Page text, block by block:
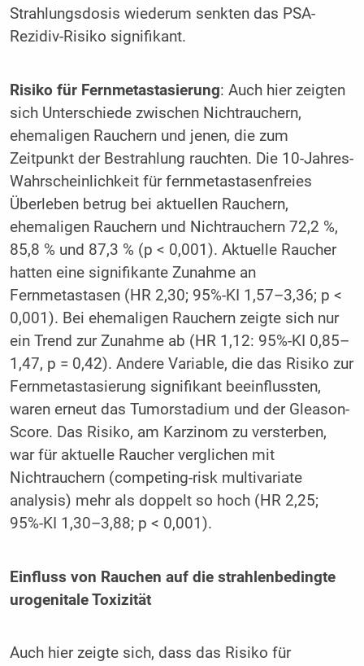
Strahlungsdosis wiederum senkten das PSA-
Rezidiv-Risiko signifikant.
Risiko für Fernmetastasierung: Auch hier zeigten
sich Unterschiede zwischen Nichtrauchern,
ehemaligen Rauchern und jenen, die zum
Zeitpunkt der Bestrahlung rauchten. Die 10-Jahres-
Wahrscheinlichkeit für fernmetastasenfreies
Überleben betrug bei aktuellen Rauchern,
ehemaligen Rauchern und Nichtrauchern 72,2 %,
85,8 % und 87,3 % (p < 0,001). Aktuelle Raucher
hatten eine signifikante Zunahme an
Fernmetastasen (HR 2,30; 95%-KI 1,57–3,36; p <
0,001). Bei ehemaligen Rauchern zeigte sich nur
ein Trend zur Zunahme ab (HR 1,12: 95%-KI 0,85–
1,47, p = 0,42). Andere Variable, die das Risiko zur
Fernmetastasierung signifikant beeinflussten,
waren erneut das Tumorstadium und der Gleason-
Score. Das Risiko, am Karzinom zu versterben,
war für aktuelle Raucher verglichen mit
Nichtrauchern (competing-risk multivariate
analysis) mehr als doppelt so hoch (HR 2,25;
95%-KI 1,30–3,88; p < 0,001).
Einfluss von Rauchen auf die strahlenbedingte
urogenitale Toxizität
Auch hier zeigte sich, dass das Risiko für